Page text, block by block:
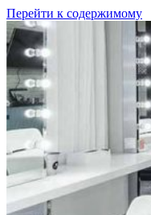
Перейти к содержимому